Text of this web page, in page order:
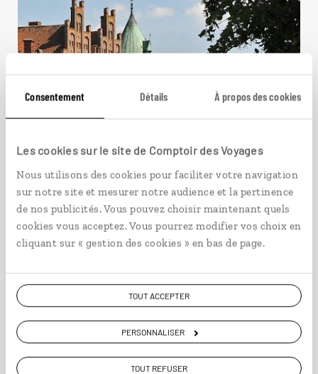
Consentement Détails À propos des cookies
Les cookies sur le site de Comptoir des Voyages
Nous utilisons des cookies pour faciliter votre navigation
sur notre site et mesurer notre audience et la pertinence
de nos publicités. Vous pouvez choisir maintenant quels
cookies vous acceptez. Vous pourrez modifier vos choix en
cliquant sur « gestion des cookies » en bas de page.
TOUT ACCEPTER
PERSONNALISER
TOUT REFUSER
De contes en rencontres
Circuit autotour dans les îles danoises du Sud et
Copenhague.
8 jours / 7 nuits